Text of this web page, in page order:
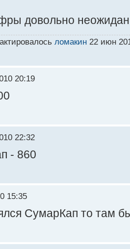
довольно
ломакин 22 июн
20:19
22:32
- 860
15:35
СумарКап то там